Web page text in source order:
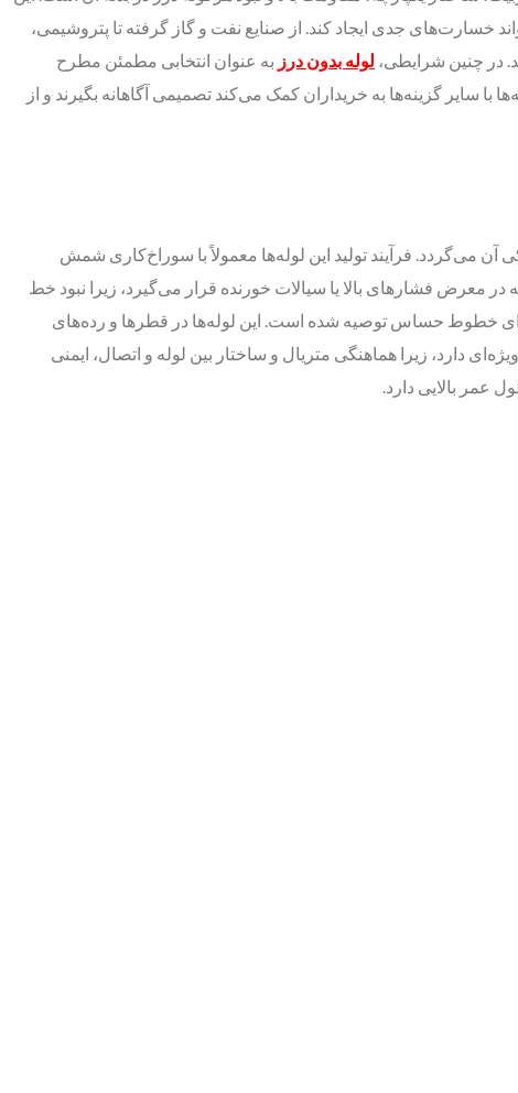
خسارت‌های جدی ایجاد کند. از صنایع نفت و گاز گرفته تا پتروشیمی،
در چنین شرایطی، لوله بدون درز به عنوان انتخابی مطمئن مطرح
سایر گزینه‌ها به خریداران کمک می‌کند تصمیمی آگاهانه بگیرند و از
می‌گردد. فرآیند تولید این لوله‌ها معمولاً با سوراخ‌کاری شمش
فشارهای بالا یا سیالات خورنده قرار می‌گیرد، زیرا نبود خط
برای خطوط حساس توصیه شده است. این لوله‌ها در قطرها و رده‌های
دارد، زیرا هماهنگی متریال و ساختار بین لوله و اتصال، ایمنی
عمر بالایی دارد.